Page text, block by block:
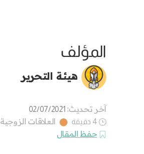
المؤلف
هيئة التحرير
آخر تحديث: 02/07/2021
4 دقيقة
العلاقات الزوجية
حفظ المقال